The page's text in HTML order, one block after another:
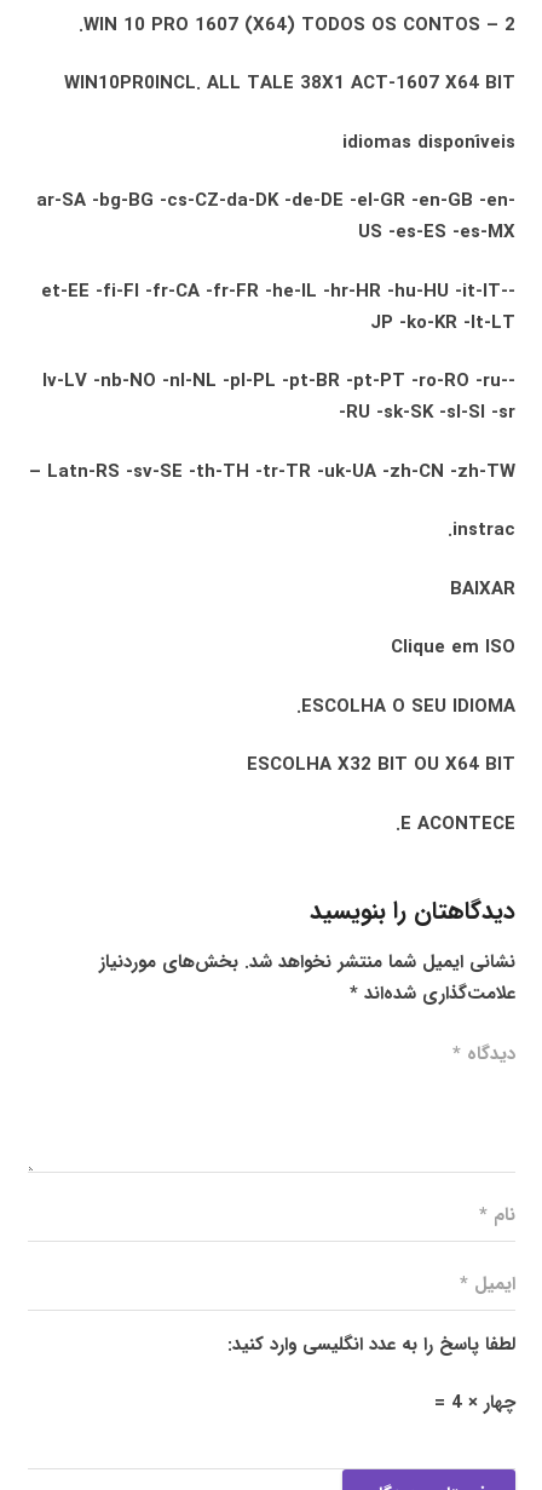
2 – WIN 10 PRO 1607 (X64) TODOS OS CONTOS.
WIN10PR0INCL. ALL TALE 38X1 ACT-1607 X64 BIT
idiomas disponíveis
ar-SA -bg-BG -cs-CZ-da-DK -de-DE -el-GR -en-GB -en-
US -es-ES -es-MX
-et-EE -fi-FI -fr-CA -fr-FR -he-IL -hr-HR -hu-HU -it-IT-
JP -ko-KR -lt-LT
-lv-LV -nb-NO -nl-NL -pl-PL -pt-BR -pt-PT -ro-RO -ru-
RU -sk-SK -sl-SI -sr-
Latn-RS -sv-SE -th-TH -tr-TR -uk-UA -zh-CN -zh-TW –
instrac.
BAIXAR
Clique em ISO
ESCOLHA O SEU IDIOMA.
ESCOLHA X32 BIT OU X64 BIT
E ACONTECE.
دیدگاهتان را بنویسید
نشانی ایمیل شما منتشر نخواهد شد. بخش‌های موردنیاز
علامت‌گذاری شده‌اند*
لطفا پاسخ را به عدد انگلیسی وارد کنید:
چهار × 4 =